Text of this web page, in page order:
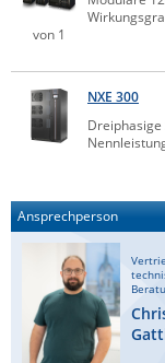
Energiemessung
Energieverteilung
Datenlogger
Remote I/O
Industrielle
Industrielle
IT
Sonstige
Comet System
Contemporary
Digi
Elsys
Enginko - mcf88
Fokus
Gefen
Gude
von 1
NXE 300
Dreiphasige
Ansprechperson